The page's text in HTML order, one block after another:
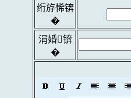
绗斿悕锛
�
涓婚锛
�